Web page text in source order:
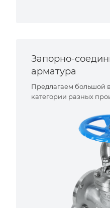
Запорно-
арматура
Предлагаем большой
категории разных